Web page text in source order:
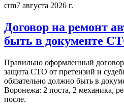
crm7 августа 2026 г.
Договор на ремонт
быть в документе
Правильно оформленный
защита СТО от претензий и
обязательно должно быть в
Воронежа: 2 поста, 2 механика,
после.